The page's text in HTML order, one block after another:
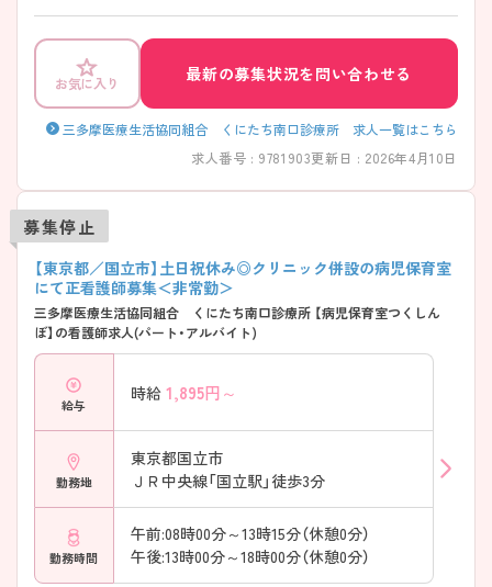
お気に入り 最新の募集状況を問い合わせる
三多摩医療生活協同組合 くにたち南口診療所 求人一覧はこちら
求人番号 : 9781903更新日 : 2026年4月10日
募集停止
【東京都／国立市】土日祝休み◎クリニック併設の病児保育室
にて正看護師募集＜非常勤＞
三多摩医療生活協同組合 くにたち南口診療所 【病児保育室つくしん
ぼ】の看護師求人(パート・アルバイト)
給与
時給 1,895円～
勤務地
東京都国立市
ＪＲ中央線「国立駅」徒歩3分
勤務時間
午前:08時00分～13時15分（休憩0分）
午後:13時00分～18時00分（休憩0分）